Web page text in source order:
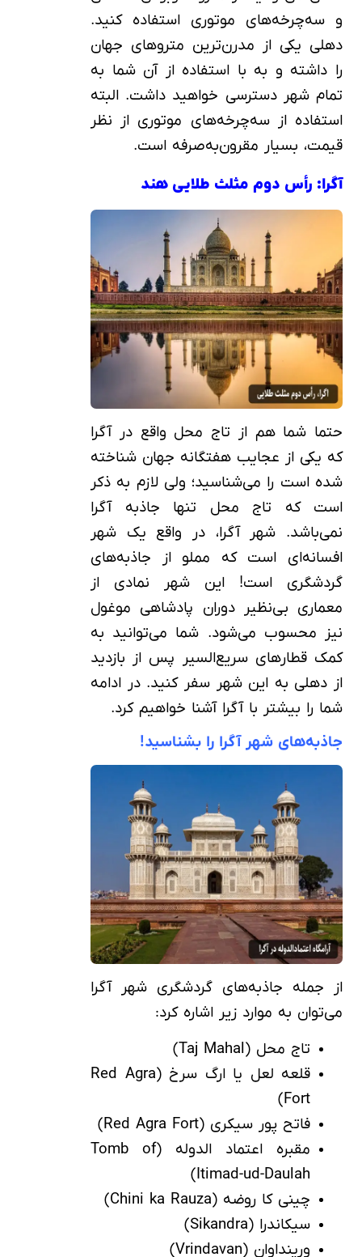
و سه‌چرخه‌های موتوری استفاده کنید.
دهلی یکی از مدرن‌ترین متروهای جهان
را داشته و به با استفاده از آن شما به
تمام شهر دسترسی خواهید داشت. البته
استفاده از سه‌چرخه‌های موتوری از نظر
قیمت، بسیار مقرون‌به‌صرفه است.
آگرا: رأس دوم مثلث طلایی هند
حتما شما هم از تاج محل واقع در آگرا
که یکی از عجایب هفتگانه جهان شناخته
شده است را می‌شناسید؛ ولی لازم به ذکر
است که تاج محل تنها جاذبه آگرا
نمی‌باشد. شهر آگرا، در واقع یک شهر
افسانه‌ای است که مملو از جاذبه‌های
گردشگری است! این شهر نمادی از
معماری بی‌نظیر دوران پادشاهی موغول
نیز محسوب می‌شود. شما می‌توانید به
کمک قطارهای سریع‌السیر پس از بازدید
از دهلی به این شهر سفر کنید. در ادامه
شما را بیشتر با آگرا آشنا خواهیم کرد.
جاذبه‌های شهر آگرا را بشناسید!
از جمله جاذبه‌های گردشگری شهر آگرا
می‌توان به موارد زیر اشاره کرد:
تاج محل (Taj Mahal)
قلعه لعل یا ارگ سرخ (Red Agra
Fort)
فاتح پور سیکری (Red Agra Fort)
مقبره اعتماد الدوله (Tomb of
Itimad-ud-Daulah)
چینی کا روضه (Chini ka Rauza)
سیکاندرا (Sikandra)
ورینداوان (Vrindavan)